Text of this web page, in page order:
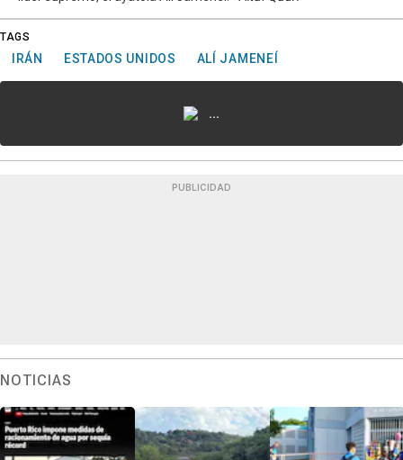
TAGS
IRÁN ESTADOS UNIDOS ALÍ JAMENEÍ
...
PUBLICIDAD
NOTICIAS